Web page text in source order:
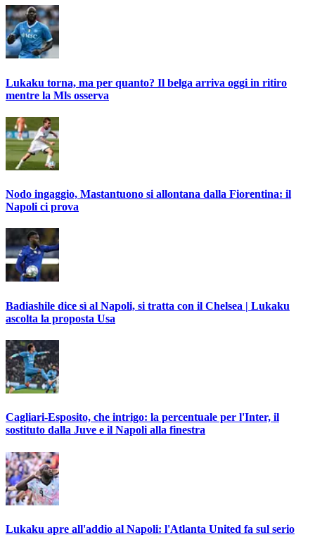
Lukaku torna, ma per quanto? Il belga arriva oggi in ritiro
mentre la Mls osserva
Nodo ingaggio, Mastantuono si allontana dalla Fiorentina: il
Napoli ci prova
Badiashile dice sì al Napoli, si tratta con il Chelsea | Lukaku
ascolta la proposta Usa
Cagliari-Esposito, che intrigo: la percentuale per l'Inter, il
sostituto dalla Juve e il Napoli alla finestra
Lukaku apre all'addio al Napoli: l'Atlanta United fa sul serio